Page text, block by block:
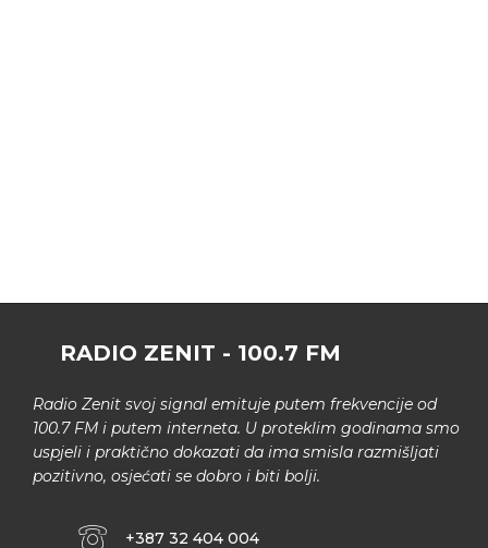
RADIO ZENIT - 100.7 FM
Radio Zenit svoj signal emituje putem frekvencije od
100.7 FM i putem interneta. U proteklim godinama smo
uspjeli i praktično dokazati da ima smisla razmišljati
pozitivno, osjećati se dobro i biti bolji.
+387 32 404 004